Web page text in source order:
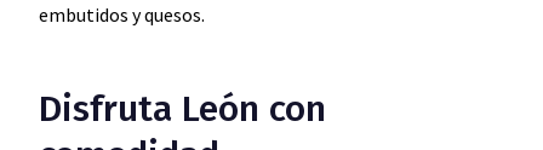
embutidos y quesos.
Disfruta León con